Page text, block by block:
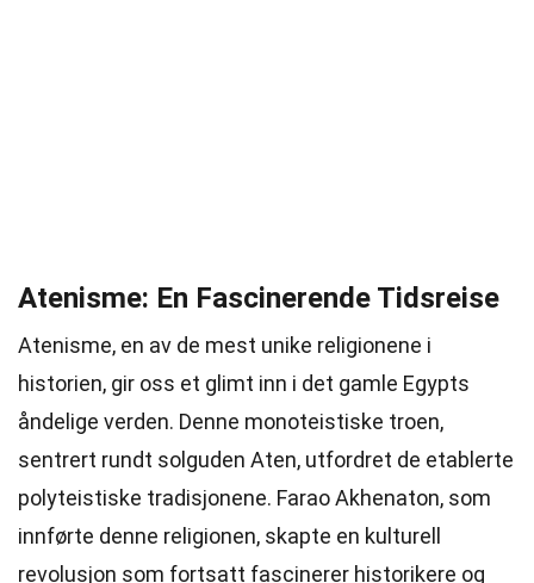
Atenisme: En Fascinerende Tidsreise
Atenisme, en av de mest unike religionene i
historien, gir oss et glimt inn i det gamle Egypts
åndelige verden. Denne monoteistiske troen,
sentrert rundt solguden Aten, utfordret de etablerte
polyteistiske tradisjonene. Farao Akhenaton, som
innførte denne religionen, skapte en kulturell
revolusjon som fortsatt fascinerer historikere og